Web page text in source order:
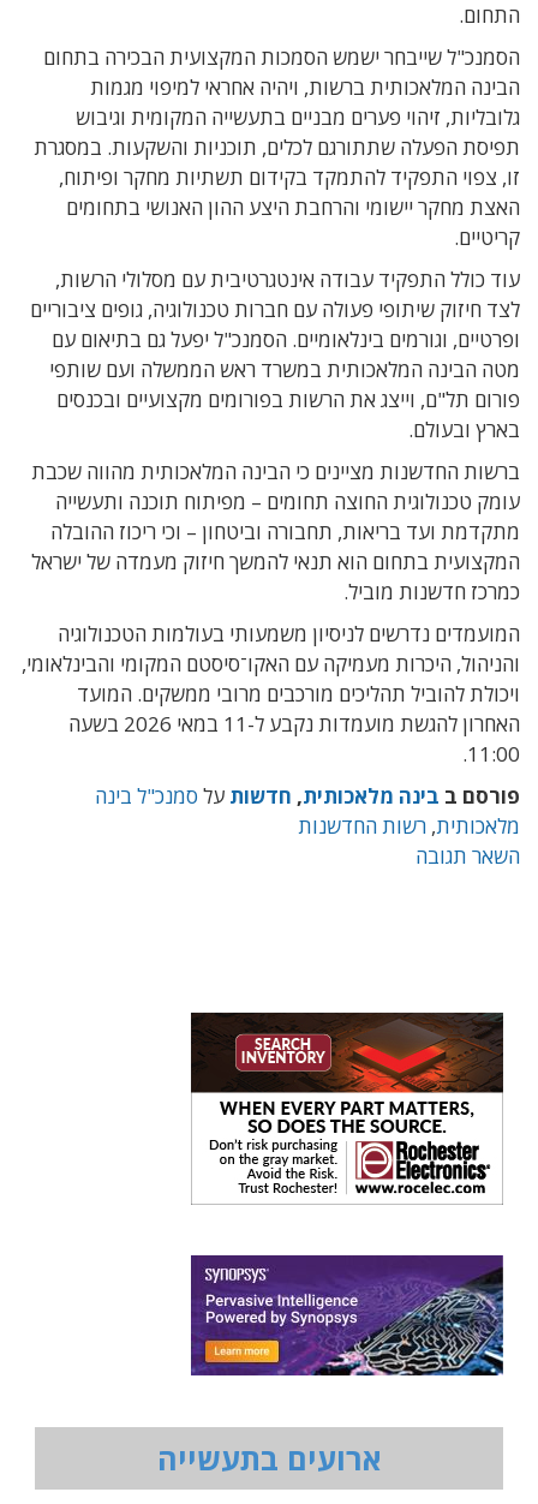
התחום.
הסמנכ"ל שייבחר ישמש הסמכות המקצועית הבכירה בתחום
הבינה המלאכותית ברשות, ויהיה אחראי למיפוי מגמות
גלובליות, זיהוי פערים מבניים בתעשייה המקומית וגיבוש
תפיסת הפעלה שתתורגם לכלים, תוכניות והשקעות. במסגרת
זו, צפוי התפקיד להתמקד בקידום תשתיות מחקר ופיתוח,
האצת מחקר יישומי והרחבת היצע ההון האנושי בתחומים
קריטיים.
עוד כולל התפקיד עבודה אינטגרטיבית עם מסלולי הרשות,
לצד חיזוק שיתופי פעולה עם חברות טכנולוגיה, גופים ציבוריים
ופרטיים, וגורמים בינלאומיים. הסמנכ"ל יפעל גם בתיאום עם
מטה הבינה המלאכותית במשרד ראש הממשלה ועם שותפי
פורום תל"ם, וייצג את הרשות בפורומים מקצועיים ובכנסים
בארץ ובעולם.
ברשות החדשנות מציינים כי הבינה המלאכותית מהווה שכבת
עומק טכנולוגית החוצה תחומים – מפיתוח תוכנה ותעשייה
מתקדמת ועד בריאות, תחבורה וביטחון – וכי ריכוז ההובלה
המקצועית בתחום הוא תנאי להמשך חיזוק מעמדה של ישראל
כמרכז חדשנות מוביל.
המועמדים נדרשים לניסיון משמעותי בעולמות הטכנולוגיה
והניהול, היכרות מעמיקה עם האקו־סיסטם המקומי והבינלאומי,
ויכולת להוביל תהליכים מורכבים מרובי ממשקים. המועד
האחרון להגשת מועמדות נקבע ל-11 במאי 2026 בשעה
11:00.
פורסם ב בינה מלאכותית, חדשות על סמנכ"ל בינה
מלאכותית, רשות החדשנות
השאר תגובה
ארועים בתעשייה